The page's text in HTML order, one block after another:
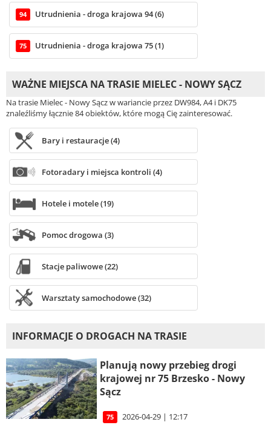
94 Utrudnienia - droga krajowa 94 (6)
75 Utrudnienia - droga krajowa 75 (1)
WAŻNE MIEJSCA NA TRASIE MIELEC - NOWY SĄCZ
Na trasie Mielec - Nowy Sącz w wariancie przez DW984, A4 i DK75
znaleźliśmy łącznie 84 obiektów, które mogą Cię zainteresować.
Bary i restauracje (4)
Fotoradary i miejsca kontroli (4)
Hotele i motele (19)
Pomoc drogowa (3)
Stacje paliwowe (22)
Warsztaty samochodowe (32)
INFORMACJE O DROGACH NA TRASIE
Planują nowy przebieg drogi
krajowej nr 75 Brzesko - Nowy
Sącz
75 2026-04-29 | 12:17